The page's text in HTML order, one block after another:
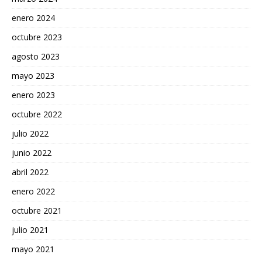
enero 2024
octubre 2023
agosto 2023
mayo 2023
enero 2023
octubre 2022
julio 2022
junio 2022
abril 2022
enero 2022
octubre 2021
julio 2021
mayo 2021